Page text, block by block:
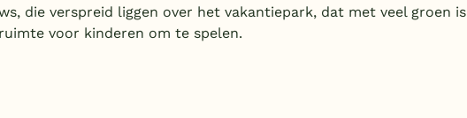
die verspreid liggen over het vakantiepark, dat met veel groen is
voor kinderen om te spelen.